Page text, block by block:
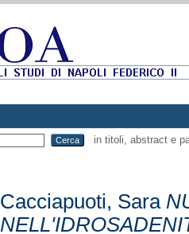
in titoli, abstract e
Cacciapuoti, Sara